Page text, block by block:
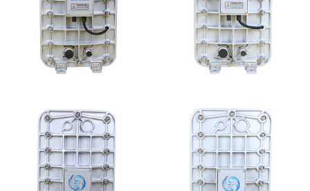
MK-TC200 EDI模块 EDI超纯水处理设备